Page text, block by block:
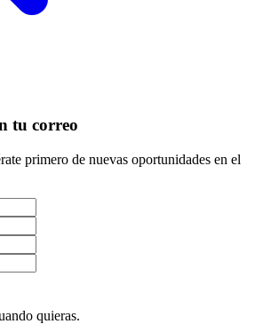
tu correo
primero de nuevas oportunidades en el
quieras.